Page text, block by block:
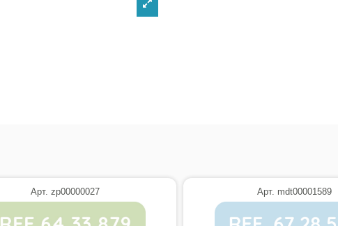
Арт. zp00000027 Арт. mdt00001589